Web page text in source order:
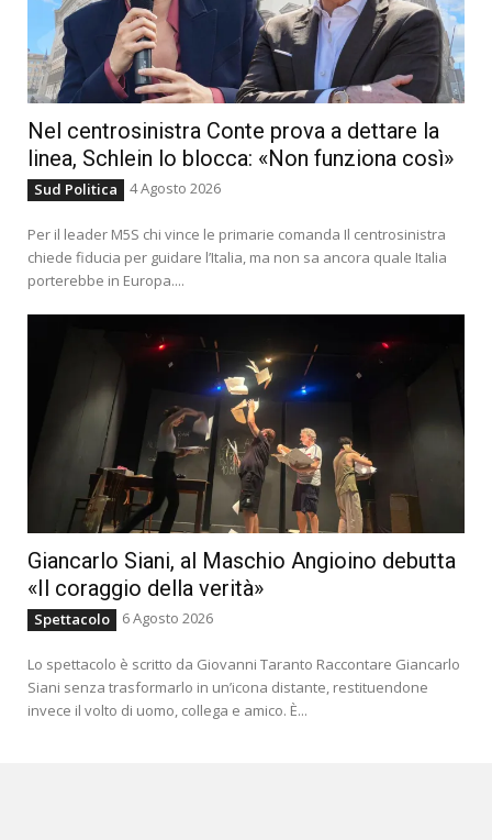
Nel centrosinistra Conte prova a dettare la
linea, Schlein lo blocca: «Non funziona così»
Sud Politica 4 Agosto 2026
Per il leader M5S chi vince le primarie comanda Il centrosinistra
chiede fiducia per guidare l’Italia, ma non sa ancora quale Italia
porterebbe in Europa....
Giancarlo Siani, al Maschio Angioino debutta
«Il coraggio della verità»
Spettacolo 6 Agosto 2026
Lo spettacolo è scritto da Giovanni Taranto Raccontare Giancarlo
Siani senza trasformarlo in un’icona distante, restituendone
invece il volto di uomo, collega e amico. È...